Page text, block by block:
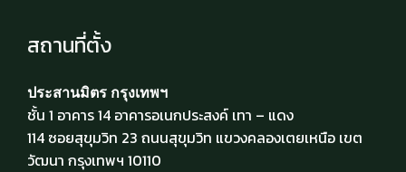
สถานที่ตั้ง
ประสานมิตร กรุงเทพฯ
ชั้น 1 อาคาร 14 อาคารอเนกประสงค์ เทา – แดง
114 ซอยสุขุมวิท 23 ถนนสุขุมวิท แขวงคลองเตยเหนือ เขต
วัฒนา กรุงเทพฯ 10110